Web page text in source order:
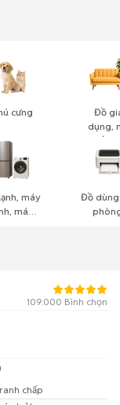
cưng
máy
máy
Đồ
dụng,
thất,
cảnh
Đồ dùng
109.000 Bình chọn
chấp